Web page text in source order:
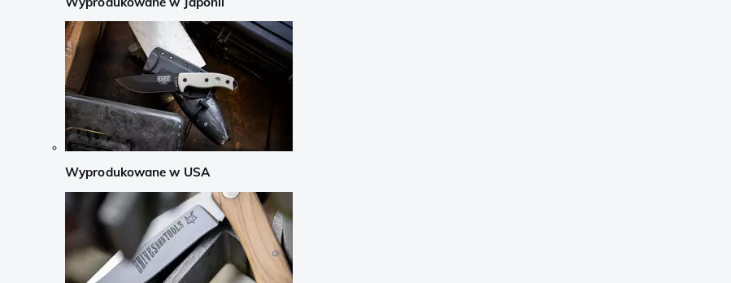
Wyprodukowane w USA